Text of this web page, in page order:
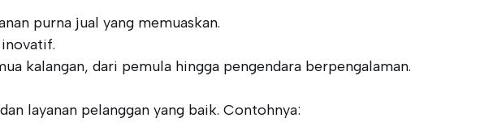
purna jual yang memuaskan.
kalangan, dari pemula hingga pengendara berpengalaman.
layanan pelanggan yang baik. Contohnya: